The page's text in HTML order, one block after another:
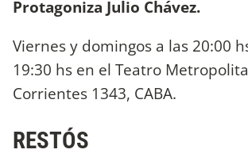
Protagoniza Julio Chávez.
Viernes y domingos a las 20:00
19:30 hs en el Teatro
Corrientes 1343, CABA.
RESTÓS